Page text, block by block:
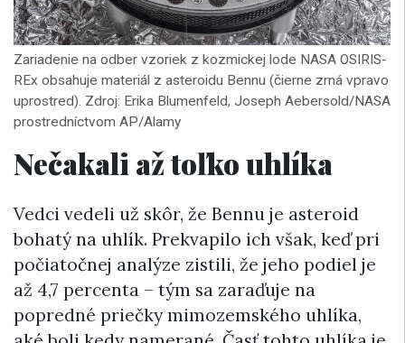
Zariadenie na odber vzoriek z kozmickej lode NASA OSIRIS-
REx obsahuje materiál z asteroidu Bennu (čierne zrná vpravo
uprostred). Zdroj: Erika Blumenfeld, Joseph Aebersold/NASA
prostredníctvom AP/Alamy
Nečakali až toľko uhlíka
Vedci vedeli už skôr, že Bennu je asteroid
bohatý na uhlík. Prekvapilo ich však, keď pri
počiatočnej analýze zistili, že jeho podiel je
až 4,7 percenta – tým sa zaraďuje na
popredné priečky mimozemského uhlíka,